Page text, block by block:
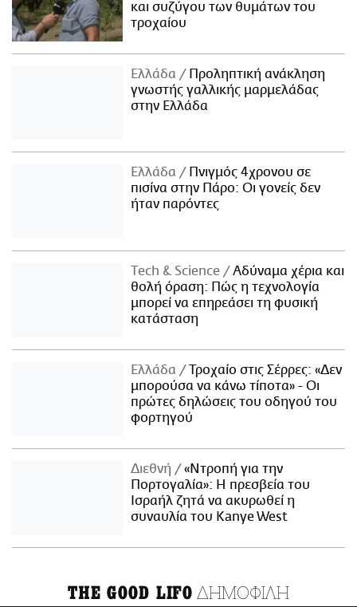
και συζύγου των θυμάτων του
τροχαίου
Ελλάδα
Προληπτική ανάκληση
γνωστής γαλλικής μαρμελάδας
στην Ελλάδα
Ελλάδα
Πνιγμός 4χρονου σε
πισίνα στην Πάρο: Οι γονείς δεν
ήταν παρόντες
Τech & Science
Αδύναμα χέρια και
θολή όραση: Πώς η τεχνολογία
μπορεί να επηρεάσει τη φυσική
κατάσταση
Ελλάδα
Τροχαίο στις Σέρρες: «Δεν
μπορούσα να κάνω τίποτα» - Οι
πρώτες δηλώσεις του οδηγού του
φορτηγού
Διεθνή
«Ντροπή για την
Πορτογαλία»: Η πρεσβεία του
Ισραήλ ζητά να ακυρωθεί η
συναυλία του Kanye West
THE GOOD LIFO ΔΗΜΟΦΙΛΗ